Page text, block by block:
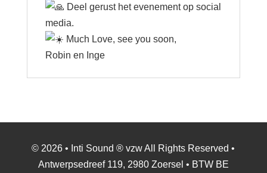
Deel gerust het evenement op social
media.
Much Love, see you soon,
Robin en Inge
© 2026 • Inti Sound ® vzw All Rights Reserved •
Antwerpsedreef 119, 2980 Zoersel • BTW BE